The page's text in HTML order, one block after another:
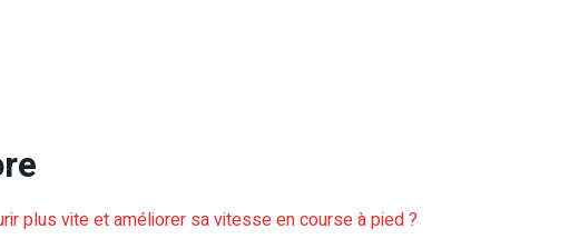
plus vite et améliorer sa vitesse en course à pied ?